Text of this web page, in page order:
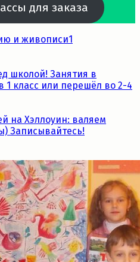
для заказа
и живописи1
школой! Занятия в
1 класс или перешёл во 2-4
на Хэллоуин: валяем
Записывайтесь!